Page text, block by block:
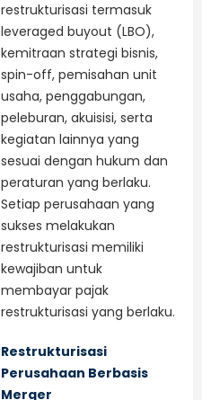
restrukturisasi termasuk
leveraged buyout (LBO),
kemitraan strategi bisnis,
spin-off, pemisahan unit
usaha, penggabungan,
peleburan, akuisisi, serta
kegiatan lainnya yang
sesuai dengan hukum dan
peraturan yang berlaku.
Setiap perusahaan yang
sukses melakukan
restrukturisasi memiliki
kewajiban untuk
membayar pajak
restrukturisasi yang berlaku.
Restrukturisasi
Perusahaan Berbasis
Merger